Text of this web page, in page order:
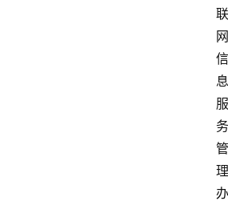
联
网
信
息
服
务
管
理
办